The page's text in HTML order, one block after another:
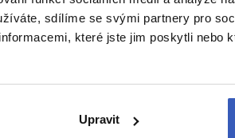
sdílíme se svými partnery pro
které jste jim poskytli nebo
Upravit
péče nezná hranice